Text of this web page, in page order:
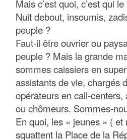
Mais c’est quoi, c’est qui
Nuit debout, insoumis,
peuple ?
Faut-il être ouvrier ou
peuple ? Mais la grande
sommes caissiers en
assistants de vie, chargés
opérateurs en call-
ou chômeurs. Sommes-
En quoi, les « jeunes » (
squattent la Place de la